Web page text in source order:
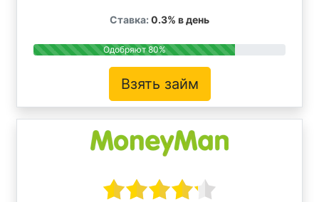
Ставка: 0.3% в день
Одобряют 80%
Взять займ